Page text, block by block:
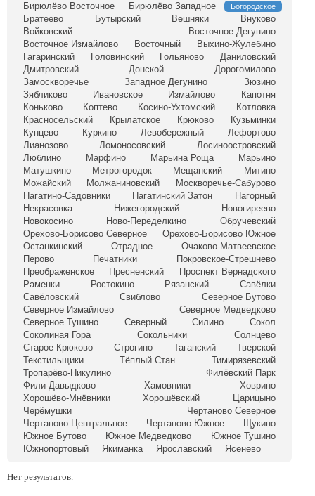
Бирюлёво Восточное
Бирюлёво Западное Богородское
Братеево Бутырский Вешняки
Внуково
Войковский
Восточное Дегунино
Восточное Измайлово
Восточный
Выхино-Жулебино
Гагаринский
Головинский Гольяново
Даниловский
Дмитровский
Донской
Дорогомилово
Замоскворечье
Западное Дегунино
Зюзино
Зябликово
Ивановское Измайлово
Капотня
Коньково
Коптево Косино-Ухтомский
Котловка
Красносельский
Крылатское Крюково
Кузьминки
Кунцево
Куркино Левобережный
Лефортово
Лианозово
Ломоносовский
Лосиноостровский
Люблино
Марфино Марьина Роща
Марьино
Матушкино
Метрогородок Мещанский
Митино
Можайский
Молжаниновский
Москворечье-Сабурово
Нагатино-Садовники
Нагатинский Затон
Нагорный
Некрасовка
Нижегородский
Новогиреево
Новокосино
Ново-Переделкино
Обручевский
Орехово-Борисово Северное
Орехово-Борисово Южное
Останкинский
Отрадное
Очаково-Матвеевское
Перово
Печатники
Покровское-Стрешнево
Преображенское
Пресненский
Проспект Вернадского
Раменки
Ростокино Рязанский
Савёлки
Савёловский
Свиблово
Северное Бутово
Северное Измайлово
Северное Медведково
Северное Тушино
Северный Силино
Сокол
Соколиная Гора
Сокольники
Солнцево
Старое Крюково
Строгино Таганский
Тверской
Текстильщики
Тёплый Стан
Тимирязевский
Тропарёво-Никулино
Филёвский Парк
Фили-Давыдково
Хамовники
Ховрино
Хорошёво-Мнёвники
Хорошёвский
Царицыно
Черёмушки
Чертаново Северное
Чертаново Центральное
Чертаново Южное
Щукино
Южное Бутово
Южное Медведково
Южное Тушино
Южнопортовый
Якиманка Ярославский Ясенево
Нет результатов.